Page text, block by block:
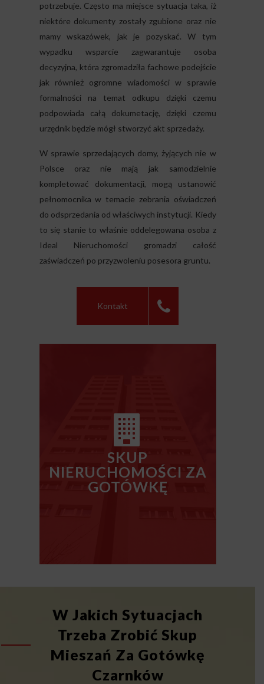
potrzebuje. Często ma miejsce sytuacja taka, iż
niektóre dokumenty zostały zgubione oraz nie
mamy wskazówek, jak je pozyskać. W tym
wypadku wsparcie zagwarantuje osoba
decyzyjna, która zgromadziła fachowe podejście
jak również ogromne wiadomości w sprawie
formalności na temat odkupu dzięki czemu
podpowiada całą dokumetację, dzięki czemu
urzędnik będzie mógł stworzyć akt sprzedaży.
W sprawie sprzedających domy, żyjących nie w
Polsce oraz nie mają jak samodzielnie
kompletować dokumentacji, mogą ustanowić
pełnomocnika w temacie zebrania oświadczeń
do odsprzedania od właściwych instytucji. Kiedy
to się stanie to właśnie oddelegowana osoba z
Ideal Nieruchomości gromadzi całość
zaświadczeń po przyzwoleniu posesora gruntu.
Kontakt
SKUP
NIERUCHOMOŚCI ZA
GOTÓWKĘ
W Jakich Sytuacjach
Trzeba Zrobić Skup
Mieszań Za Gotówkę
Czarnków